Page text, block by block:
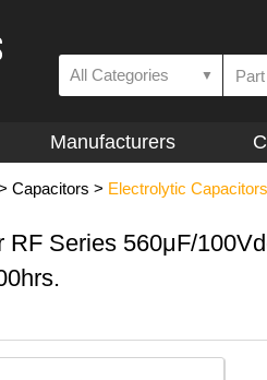
All Categories ▼
Manufacturers
Capacitors > Electrolytic Capacitors
RF Series 560μF/